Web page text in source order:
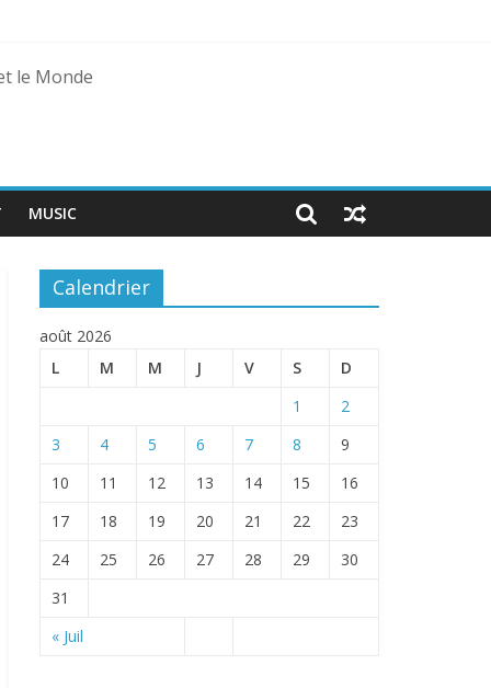
le Monde
MUSIC
Calendrier
août 2026
L
M M J V S D
« Juil
1
2
3
4 5 6 7 8
9
10
11 12 13 14 15
16
17
18 19 20 21 22
23
24
25 26 27 28 29
30
31